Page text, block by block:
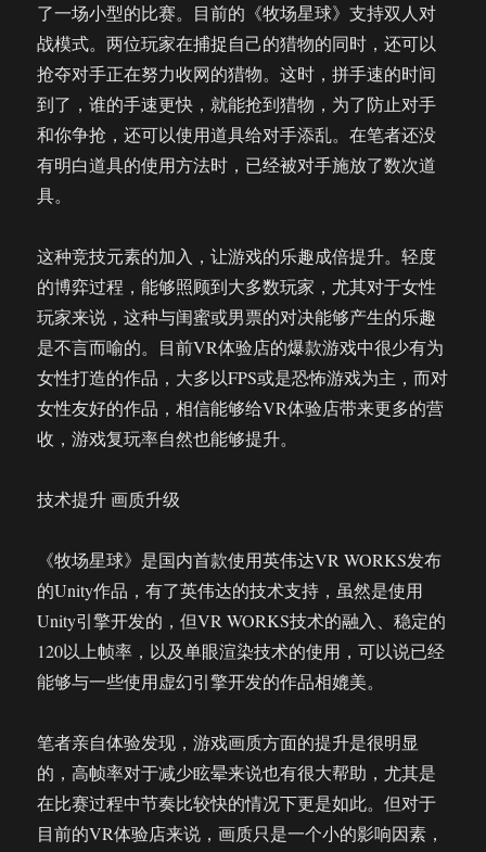
了一场小型的比赛。目前的《牧场星球》支持双人对
战模式。两位玩家在捕捉自己的猎物的同时，还可以
抢夺对手正在努力收网的猎物。这时，拼手速的时间
到了，谁的手速更快，就能抢到猎物，为了防止对手
和你争抢，还可以使用道具给对手添乱。在笔者还没
有明白道具的使用方法时，已经被对手施放了数次道
具。
这种竞技元素的加入，让游戏的乐趣成倍提升。轻度
的博弈过程，能够照顾到大多数玩家，尤其对于女性
玩家来说，这种与闺蜜或男票的对决能够产生的乐趣
是不言而喻的。目前VR体验店的爆款游戏中很少有为
女性打造的作品，大多以FPS或是恐怖游戏为主，而对
女性友好的作品，相信能够给VR体验店带来更多的营
收，游戏复玩率自然也能够提升。
技术提升 画质升级
《牧场星球》是国内首款使用英伟达VR WORKS发布
的Unity作品，有了英伟达的技术支持，虽然是使用
Unity引擎开发的，但VR WORKS技术的融入、稳定的
120以上帧率，以及单眼渲染技术的使用，可以说已经
能够与一些使用虚幻引擎开发的作品相媲美。
笔者亲自体验发现，游戏画质方面的提升是很明显
的，高帧率对于减少眩晕来说也有很大帮助，尤其是
在比赛过程中节奏比较快的情况下更是如此。但对于
目前的VR体验店来说，画质只是一个小的影响因素，